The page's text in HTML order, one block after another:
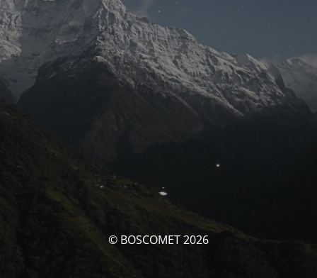
© BOSCOMET 2026